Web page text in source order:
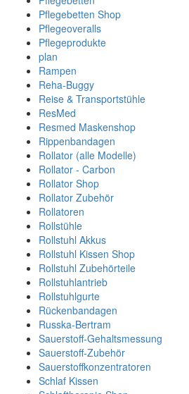
Pflegebetten Shop
Pflegeoveralls
Pflegeprodukte
plan
Rampen
Reha-Buggy
Reise & Transportstühle
ResMed
Resmed Maskenshop
Rippenbandagen
Rollator (alle Modelle)
Rollator - Carbon
Rollator Shop
Rollator Zubehör
Rollatoren
Rollstühle
Rollstuhl Akkus
Rollstuhl Kissen Shop
Rollstuhl Zubehörteile
Rollstuhlantrieb
Rollstuhlgurte
Rückenbandagen
Russka-Bertram
Sauerstoff-Gehaltsmessung
Sauerstoff-Zubehör
Sauerstoffkonzentratoren
Schlaf Kissen